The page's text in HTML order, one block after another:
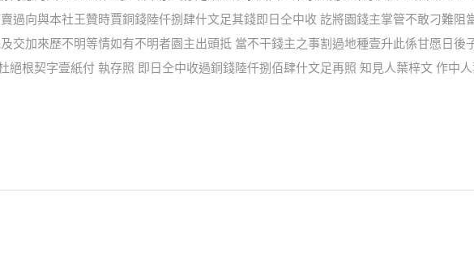
過向與本社王贊時賈銅錢陸仟捌肆什文足其錢即日仝中收 訖將園錢主掌管不敢刁難阻
交加來歷不明等情如有不明者園主出頭抵 當不干錢主之事割過地種壹升此係甘愿日後
絕根契字壹紙付 執存照 即日仝中收過銅錢陸仟捌佰肆什文足再照 知見人葉梓文 作中